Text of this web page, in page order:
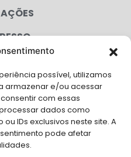
possível, utilizamos
armazenar e/ou acessar
com essas
dados como
IDs exclusivos neste site. A
pode afetar